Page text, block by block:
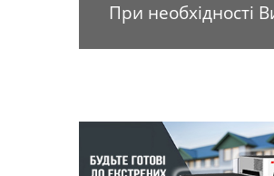
При необхідності